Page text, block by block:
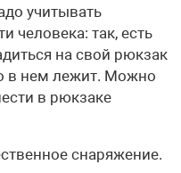
учитывать
человека: так, есть
на свой рюкзак
в нем лежит. Можно
в рюкзаке
снаряжение.